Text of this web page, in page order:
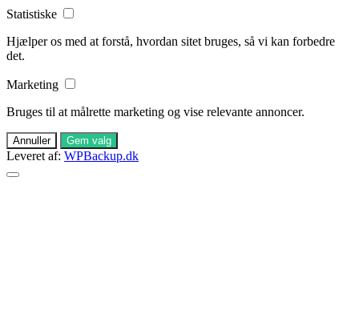
Statistiske
Hjælper os med at forstå, hvordan sitet bruges, så vi kan forbedre
det.
Marketing
Bruges til at målrette marketing og vise relevante annoncer.
Annuller Gem valg
Leveret af: WPBackup.dk